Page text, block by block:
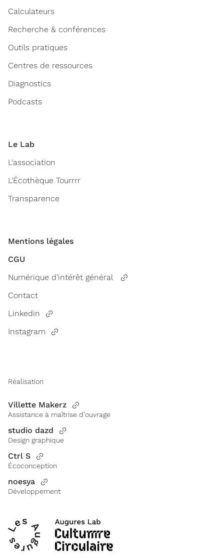
Calculateurs
Recherche & conférences
Outils pratiques
Centres de ressources
Diagnostics
Podcasts
Le Lab
L'association
L'Écothèque Tourrrr
Transparence
Mentions légales
CGU
Numérique d'intérêt général
Contact
Linkedin
Instagram
Réalisation
Villette Makerz
Assistance à maîtrise d’ouvrage
studio dazd
Design graphique
Ctrl S
Écoconception
noesya
Développement